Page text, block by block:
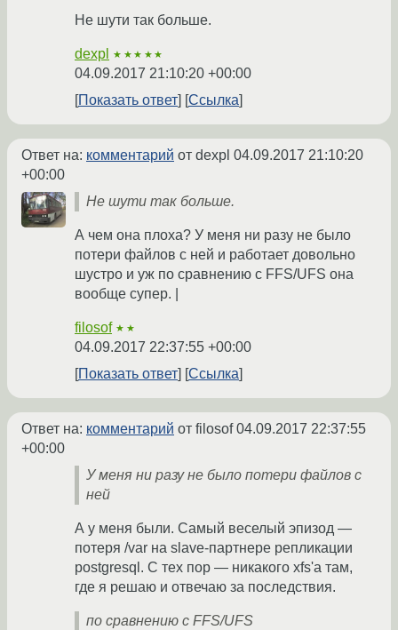
Не шути так больше.
dexpl ★★★★★
04.09.2017 21:10:20 +00:00
Показать ответ
Ссылка
Ответ на: комментарий от dexpl 04.09.2017 21:10:20
+00:00
Не шути так больше.
А чем она плоха? У меня ни разу не было
потери файлов с ней и работает довольно
шустро и уж по сравнению с FFS/UFS она
вообще супер. |
filosof ★★
04.09.2017 22:37:55 +00:00
Показать ответ
Ссылка
Ответ на: комментарий от filosof04.09.2017 22:37:55
+00:00
У меня ни разу не было потери файлов с
ней
А у меня были. Самый веселый эпизод —
потеря /var на slave-партнере репликации
postgresql. С тех пор — никакого xfs'а там,
где я решаю и отвечаю за последствия.
по сравнению с FFS/UFS